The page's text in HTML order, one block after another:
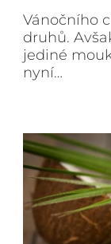
Vánočního
druhů.
jediné
nyní…